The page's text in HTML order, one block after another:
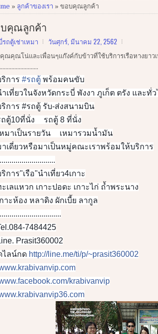
» ลูกค้าของเรา » ขอบคุณลูกค้า
คุณลูกค้า
รถตู้เช่าเหมา วันศุกร์, มีนาคม 22, 2562
ณคุณโน่และเพื่อนๆแก๊งค์กับข้าวที่ใช้บริการเรือหางยาวเ
การ #รถตู้ พร้อมคนขับ
ำเที่ยวในจังหวัดกระบี่ พังงา ภูเก็ต ตรัง และทั่ว
การ #รถตู้ รับ-ส่งสนามบิน
ถตู้10ที่นั่ง
รถตู้ 8 ที่นั่ง
หมาเป็นรายวัน
เหมารวมน้ำมัน
าเดี่ยวหรือมาเป็นหมู่คณะเราพร้อมให้บริการ
การ"เรือ"นำเที่ยว4เกาะ
เลแหวก เกาะปอดะ เกาะไก่ ถ้ำพระนาง
กาะห้อง หลาดิง ผักเบี้ย ลากูล
7484425
Prasit360002
ไลน์กด http://line.me/ti/p/~prasit360002
krabivanvip